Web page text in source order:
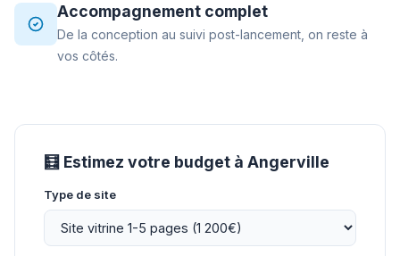
Accompagnement complet
De la conception au suivi post-lancement, on reste à
vos côtés.
🧮 Estimez votre budget à Angerville
Type de site